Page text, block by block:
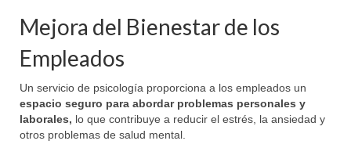
Mejora del Bienestar de los
Empleados
Un servicio de psicología proporciona a los empleados un
espacio seguro para abordar problemas personales y
laborales, lo que contribuye a reducir el estrés, la ansiedad y
otros problemas de salud mental.